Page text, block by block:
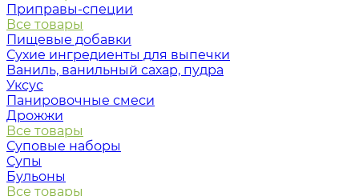
Приправы-специи
Все товары
Пищевые добавки
Сухие ингредиенты для выпечки
Ваниль, ванильный сахар, пудра
Уксус
Панировочные смеси
Дрожжи
Все товары
Суповые наборы
Супы
Бульоны
Все товары